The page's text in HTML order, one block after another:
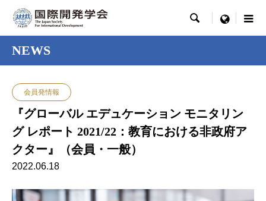
 menu
NEWS
会員発情報
『グローバル エデュケーション モニタリン
グ レポート 2021/22：教育における非政府ア
クター』（会員・一般）
2022.06.18